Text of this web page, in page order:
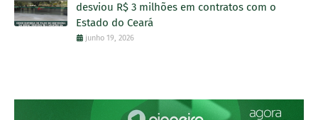
desviou R$ 3 milhões em contratos com o
Estado do Ceará
junho 19, 2026